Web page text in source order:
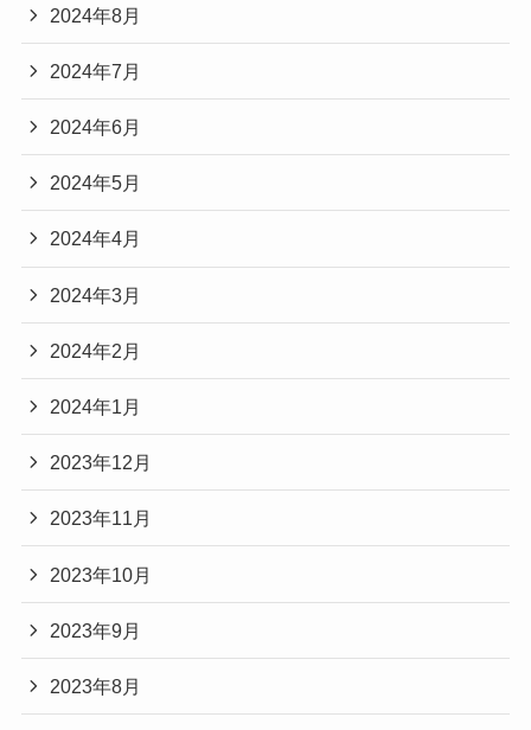
2024年8月
2024年7月
2024年6月
2024年5月
2024年4月
2024年3月
2024年2月
2024年1月
2023年12月
2023年11月
2023年10月
2023年9月
2023年8月